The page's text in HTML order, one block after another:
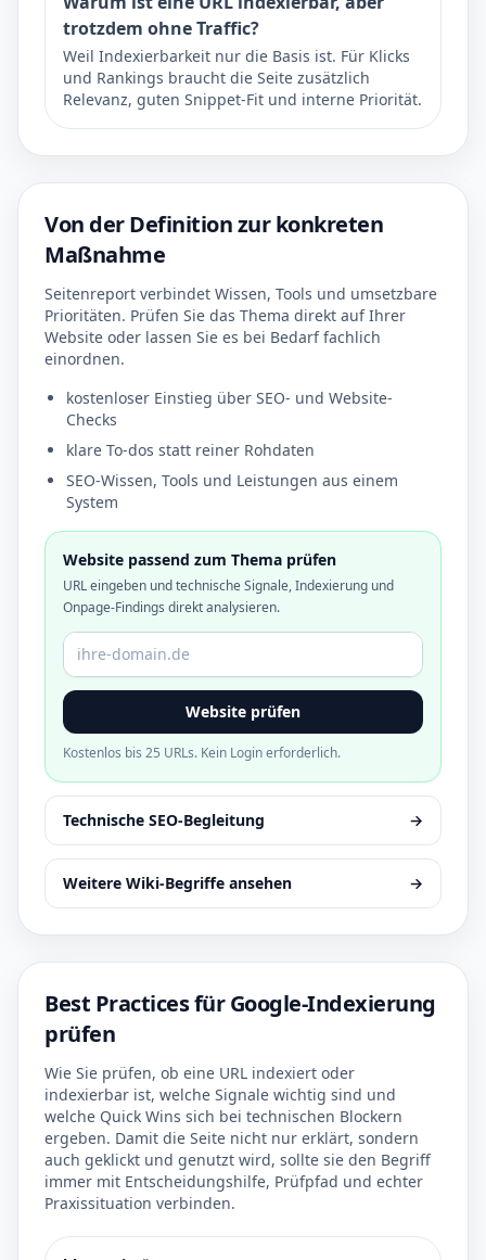
trotzdem ohne Traffic?
Weil Indexierbarkeit nur die Basis ist. Für Klicks
und Rankings braucht die Seite zusätzlich
Relevanz, guten Snippet-Fit und interne Priorität.
Von der Definition zur konkreten
Maßnahme
Seitenreport verbindet Wissen, Tools und umsetzbare
Prioritäten. Prüfen Sie das Thema direkt auf Ihrer
Website oder lassen Sie es bei Bedarf fachlich
einordnen.
kostenloser Einstieg über SEO- und Website-
Checks
klare To-dos statt reiner Rohdaten
SEO-Wissen, Tools und Leistungen aus einem
System
Website passend zum Thema prüfen
URL eingeben und technische Signale, Indexierung und
Onpage-Findings direkt analysieren.
Domain oder URL
Website prüfen
Kostenlos bis 25 URLs. Kein Login erforderlich.
Technische SEO-Begleitung →
Weitere Wiki-Begriffe ansehen →
Best Practices für Google-Indexierung
prüfen
Wie Sie prüfen, ob eine URL indexiert oder
indexierbar ist, welche Signale wichtig sind und
welche Quick Wins sich bei technischen Blockern
ergeben. Damit die Seite nicht nur erklärt, sondern
auch geklickt und genutzt wird, sollte sie den Begriff
immer mit Entscheidungshilfe, Prüfpfad und echter
Praxissituation verbinden.